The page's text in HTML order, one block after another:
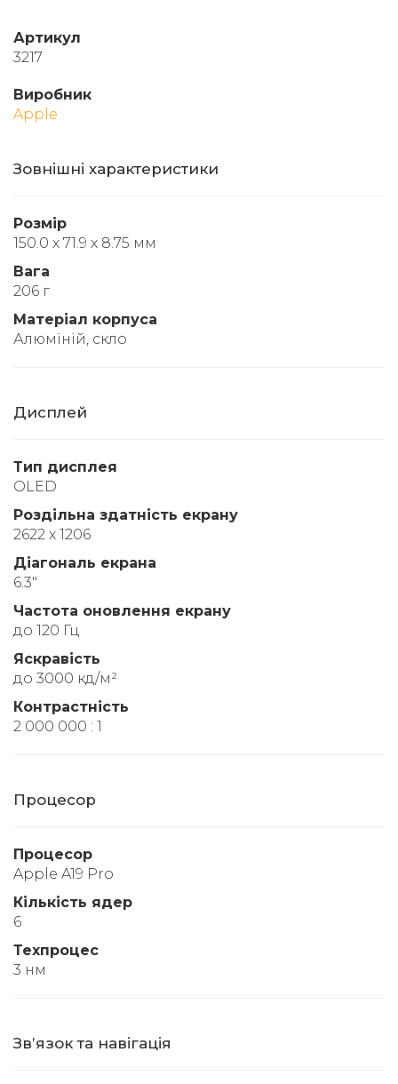
Артикул
3217
Виробник
Apple
Зовнішні характеристики
Розмір
150.0 х 71.9 х 8.75 мм
Вага
206 г
Матеріал корпуса
Алюміній, скло
Дисплей
Тип дисплея
OLED
Роздільна здатність екрану
2622 х 1206
Діагональ екрана
6.3"
Частота оновлення екрану
до 120 Гц
Яскравість
до 3000 кд/м²
Контрастність
2 000 000 : 1
Процесор
Процесор
Apple A19 Pro
Кількість ядер
6
Техпроцес
3 нм
Звʼязок та навігація